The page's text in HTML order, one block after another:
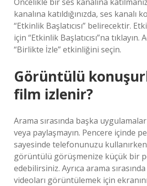
kanalına katıldığınızda, ses kanalı
“Etkinlik Başlatıcısı” belirecektir.
için “Etkinlik Başlatıcısı”na tıklayın.
“Birlikte İzle” etkinliğini seçin.
Görüntülü
film izlenir?
Arama sırasında başka
veya paylaşmayın. Pencere içinde
sayesinde telefonunuzu
görüntülü görüşmenize küçük bir
edebilirsiniz. Ayrıca arama
videoları görüntülemek için